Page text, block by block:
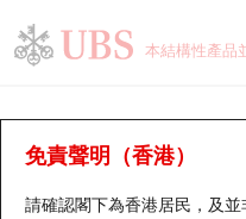
本結構性產品
免責聲明（香港）
請確認閣下為香港居民，及
認股證分析儀
表現 街貨統計 比較
瑞銀認股證一覽
新發行瑞銀認股證
街貨統計
比較
牛熊全景快搜
牛熊證搜尋
街貨統計
比較
十大升幅/跌幅
十大認股證成交分佈
正股分析儀
二十大活躍股份
持股比重
顯示所有持股比重
每月輪證大市專題
輪證專欄